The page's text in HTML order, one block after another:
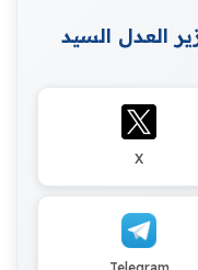
العدل السيد
X